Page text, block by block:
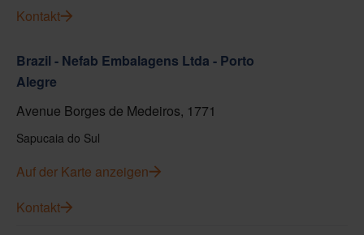
Kontakt
Brazil - Nefab Embalagens Ltda - Porto
Alegre
Avenue Borges de Medeiros, 1771
Sapucaia do Sul
Auf der Karte anzeigen
Kontakt